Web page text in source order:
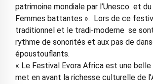
patrimoine mondiale par l’Unesco et
Femmes battantes ». Lors de ce
traditionnel et le tradi-moderne se
rythme de sonorités et aux pas de
époustouflants.
« Le Festival Evora Africa est une
met en avant la richesse culturelle de